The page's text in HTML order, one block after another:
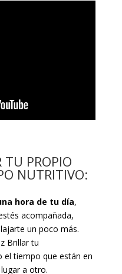
TU PROPIO
NUTRITIVO:
hora de tu día,
acompañada,
un poco más.
Brillar tu
el tiempo que están en
a otro.